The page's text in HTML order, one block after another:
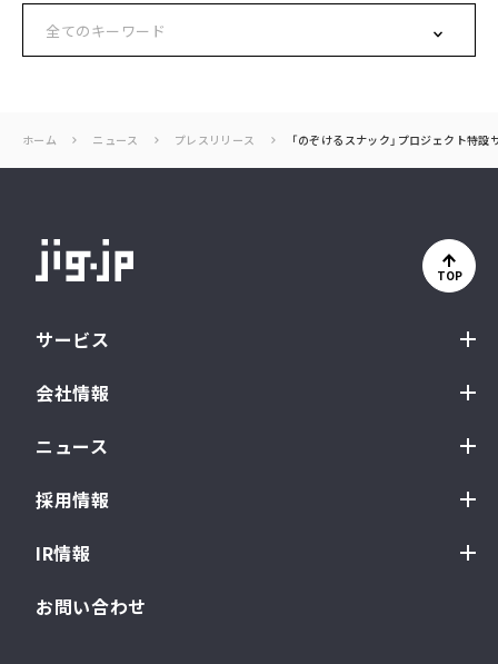
ホーム ニュース プレスリリース 「のぞけるスナック」プロジェクト特設
サービス
会社情報
ニュース
採用情報
IR情報
お問い合わせ
TOP